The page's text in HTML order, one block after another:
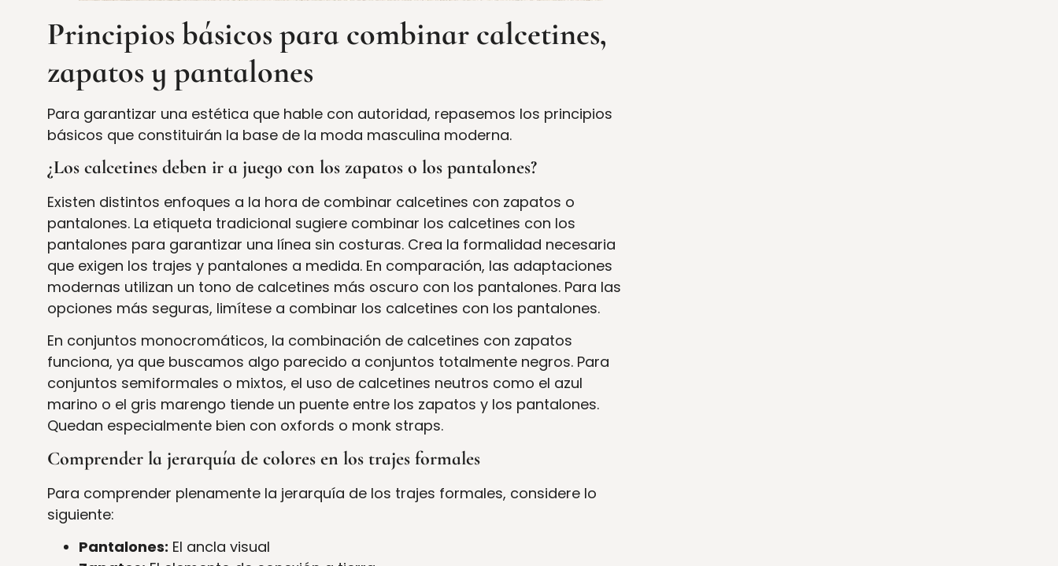
Principios básicos para combinar calcetines,
zapatos y pantalones
Para garantizar una estética que hable con autoridad, repasemos los principios
básicos que constituirán la base de la moda masculina moderna.
¿Los calcetines deben ir a juego con los zapatos o los pantalones?
Existen distintos enfoques a la hora de combinar calcetines con zapatos o
pantalones. La etiqueta tradicional sugiere combinar los calcetines con los
pantalones para garantizar una línea sin costuras. Crea la formalidad necesaria
que exigen los trajes y pantalones a medida. En comparación, las adaptaciones
modernas utilizan un tono de calcetines más oscuro con los pantalones. Para las
opciones más seguras, limítese a combinar los calcetines con los pantalones.
En conjuntos monocromáticos, la combinación de calcetines con zapatos
funciona, ya que buscamos algo parecido a conjuntos totalmente negros. Para
conjuntos semiformales o mixtos, el uso de calcetines neutros como el azul
marino o el gris marengo tiende un puente entre los zapatos y los pantalones.
Quedan especialmente bien con oxfords o monk straps.
Comprender la jerarquía de colores en los trajes formales
Para comprender plenamente la jerarquía de los trajes formales, considere lo
siguiente:
Pantalones: El ancla visual